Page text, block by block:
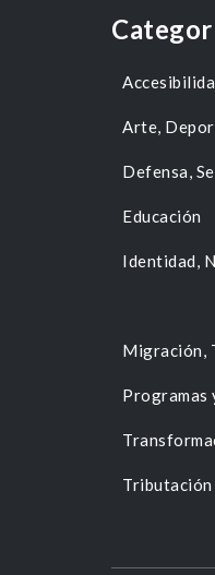
Arte,
Defensa,
Educación
Identidad,
Migración,
Programas
Tributación